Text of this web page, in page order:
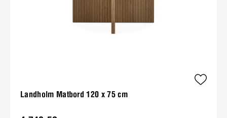
Landholm Matbord 120 x 75 cm